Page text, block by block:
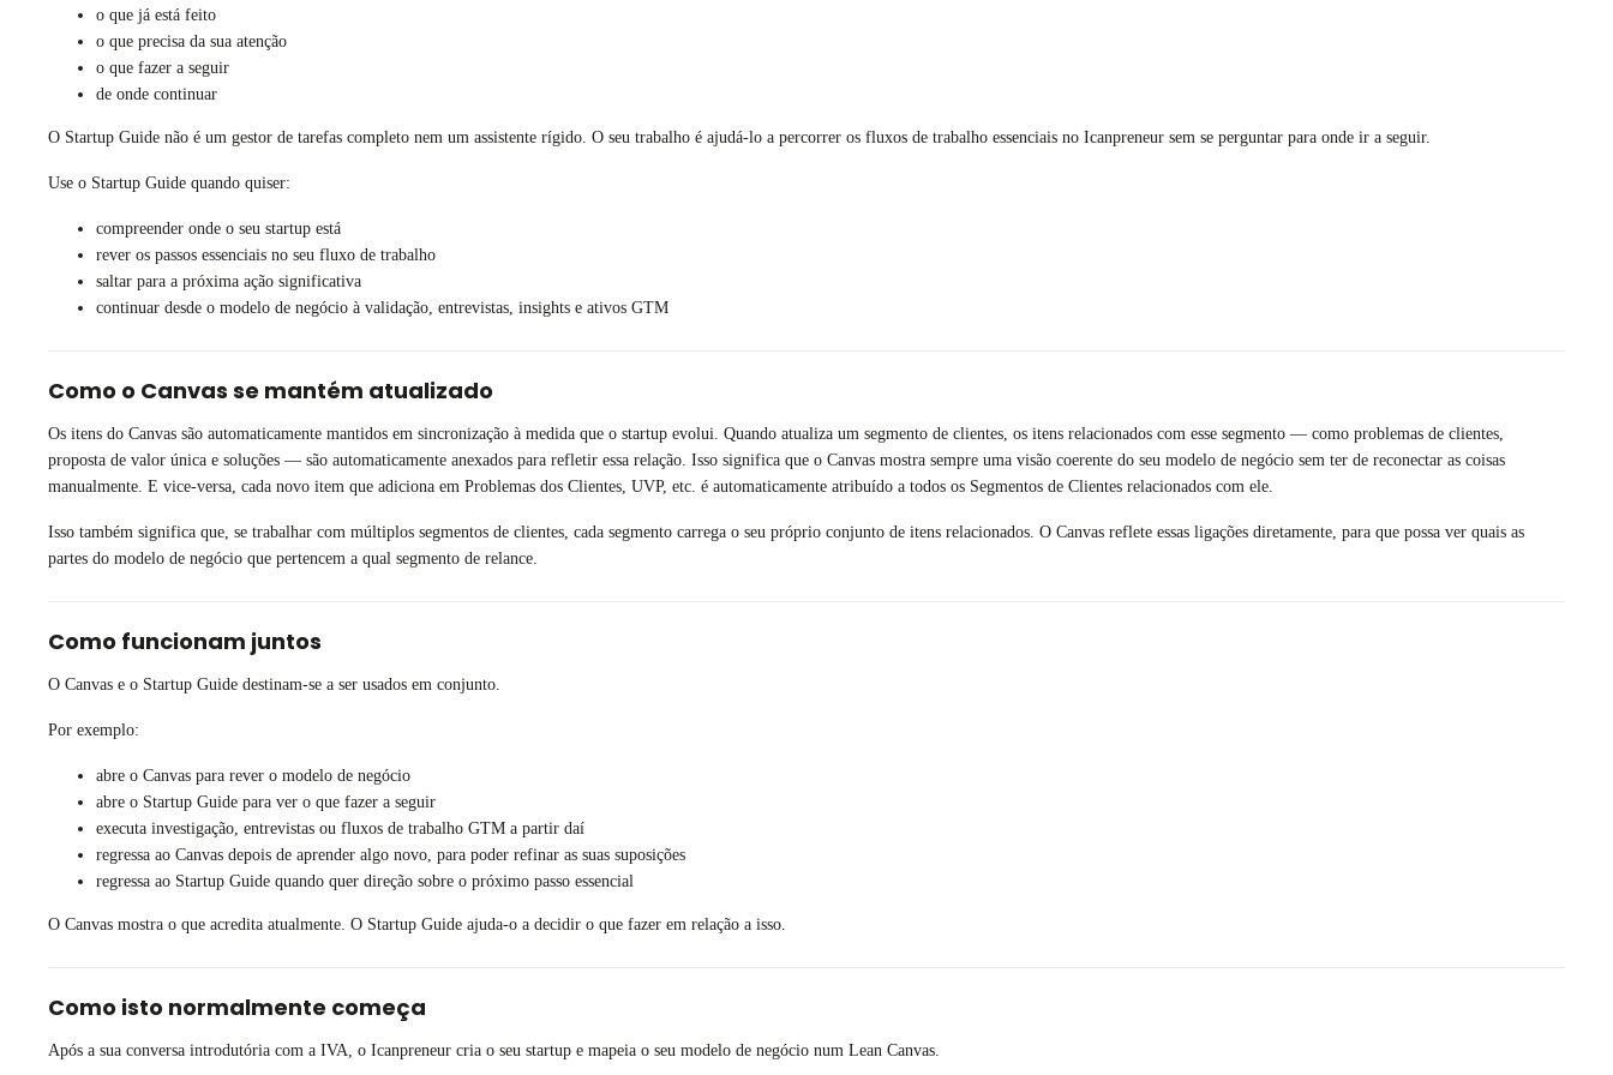
o que já está feito
o que precisa da sua atenção
o que fazer a seguir
de onde continuar
O Startup Guide não é um gestor de tarefas completo nem um assistente rígido. O seu trabalho é ajudá-lo a percorrer os fluxos de trabalho essenciais no Icanpreneur sem se perguntar para onde ir a seguir.
Use o Startup Guide quando quiser:
compreender onde o seu startup está
rever os passos essenciais no seu fluxo de trabalho
saltar para a próxima ação significativa
continuar desde o modelo de negócio à validação, entrevistas, insights e ativos GTM
Como o Canvas se mantém atualizado
Os itens do Canvas são automaticamente mantidos em sincronização à medida que o startup evolui. Quando atualiza um segmento de clientes, os itens relacionados com esse segmento — como problemas de clientes,
proposta de valor única e soluções — são automaticamente anexados para refletir essa relação. Isso significa que o Canvas mostra sempre uma visão coerente do seu modelo de negócio sem ter de reconectar as coisas
manualmente. E vice-versa, cada novo item que adiciona em Problemas dos Clientes, UVP, etc. é automaticamente atribuído a todos os Segmentos de Clientes relacionados com ele.
Isso também significa que, se trabalhar com múltiplos segmentos de clientes, cada segmento carrega o seu próprio conjunto de itens relacionados. O Canvas reflete essas ligações diretamente, para que possa ver quais as
partes do modelo de negócio que pertencem a qual segmento de relance.
Como funcionam juntos
O Canvas e o Startup Guide destinam-se a ser usados em conjunto.
Por exemplo:
abre o Canvas para rever o modelo de negócio
abre o Startup Guide para ver o que fazer a seguir
executa investigação, entrevistas ou fluxos de trabalho GTM a partir daí
regressa ao Canvas depois de aprender algo novo, para poder refinar as suas suposições
regressa ao Startup Guide quando quer direção sobre o próximo passo essencial
O Canvas mostra o que acredita atualmente. O Startup Guide ajuda-o a decidir o que fazer em relação a isso.
Como isto normalmente começa
Após a sua conversa introdutória com a IVA, o Icanpreneur cria o seu startup e mapeia o seu modelo de negócio num Lean Canvas.